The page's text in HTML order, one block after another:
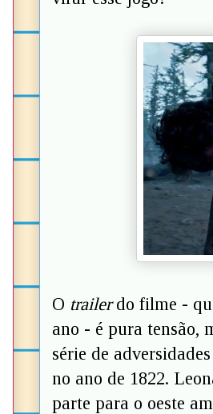
O trailerdo filme -
ano - é pura tensão,
série de
no ano de 1822.
parte para o oeste